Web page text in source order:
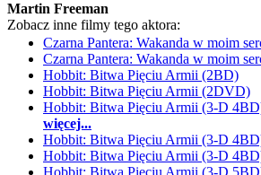
Martin Freeman
Zobacz inne filmy tego aktora:
Czarna Pantera: Wakanda w moim
Czarna Pantera: Wakanda w moim
Hobbit: Bitwa Pięciu Armii (2BD)
Hobbit: Bitwa Pięciu Armii (2DVD)
Hobbit: Bitwa Pięciu Armii (3-D
więcej...
Hobbit: Bitwa Pięciu Armii (3-D
Hobbit: Bitwa Pięciu Armii (3-D
Hobbit: Bitwa Pięciu Armii (3-D